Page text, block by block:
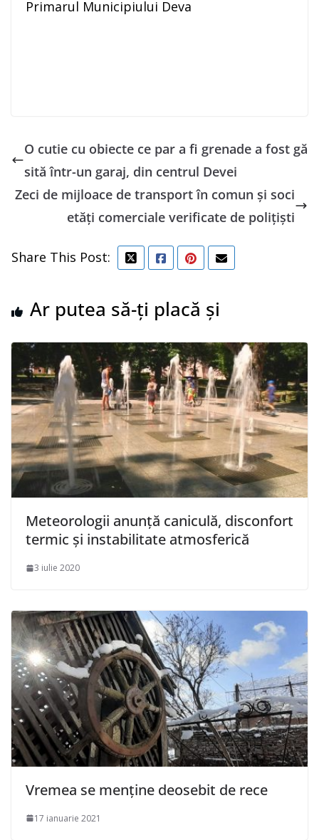
Primarul Municipiului Deva
O cutie cu obiecte ce par a fi grenade a fost gă
sită într-un garaj, din centrul Devei
Zeci de mijloace de transport în comun și soci
etăți comerciale verificate de polițiști
Share This Post:
Ar putea să-ți placă și
Meteorologii anunţă caniculă, disconfort
termic şi instabilitate atmosferică
3 iulie 2020
Vremea se menține deosebit de rece
17 ianuarie 2021